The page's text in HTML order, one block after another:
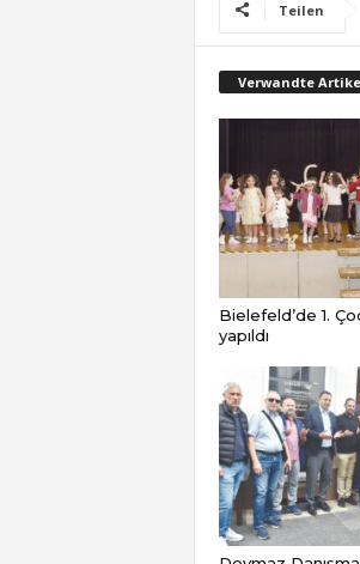
Teilen
Verwandte
Bielefeld’de 1.
yapıldı